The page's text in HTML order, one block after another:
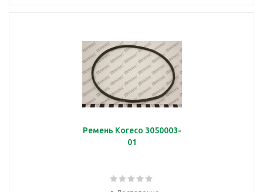
Ремень Koreco 3050003-
01